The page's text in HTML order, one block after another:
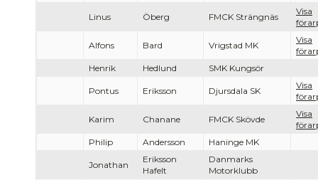
Linus Öberg FMCK Strängnäs
Visa
Alfons Bard Vrigstad MK
Visa
Henrik
Hedlund SMK Kungsör
Pontus Eriksson Djursdala SK
Visa
Karim Chanane FMCK Skövde
Visa
Philip
Andersson Haninge MK
Jonathan
Eriksson
Hafelt
Danmarks
Motorklubb